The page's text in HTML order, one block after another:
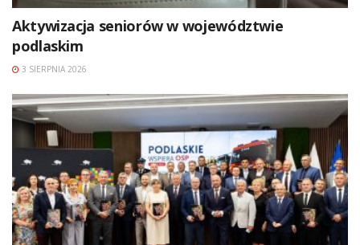
Aktywizacja seniorów w województwie
podlaskim
3 SIERPNIA 2026